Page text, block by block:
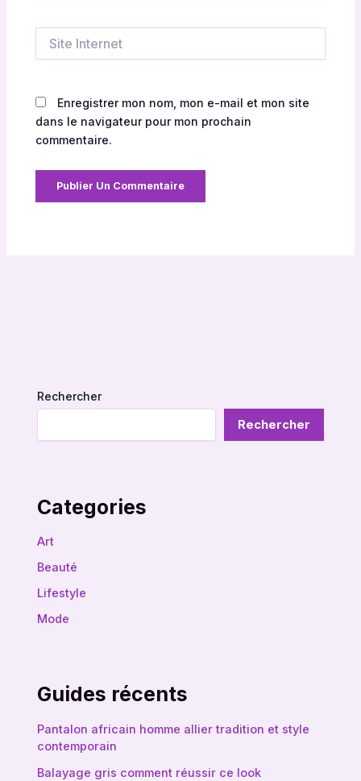
Internet
Enregistrer mon nom, mon e-mail et mon site
dans le navigateur pour mon prochain
commentaire.
Rechercher
Rechercher
Categories
Art
Beauté
Lifestyle
Mode
Guides récents
Pantalon africain homme allier tradition et style
contemporain
Balayage gris comment réussir ce look